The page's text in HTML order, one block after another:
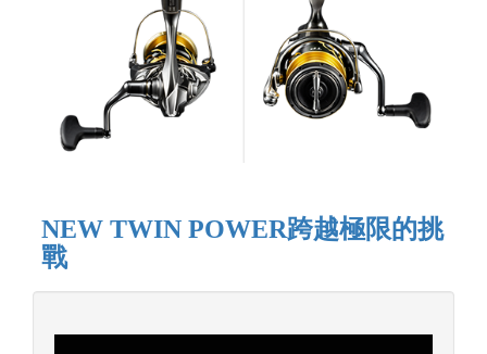
NEW TWIN POWER跨越極限的挑
戰